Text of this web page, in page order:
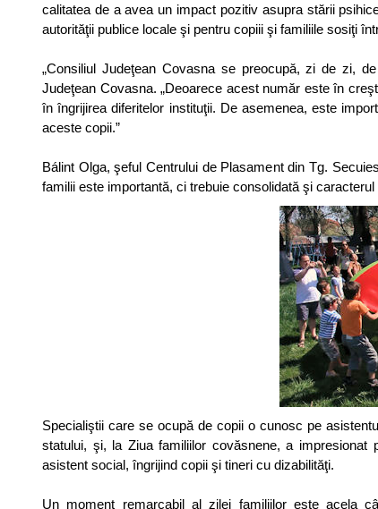
calitatea de a avea un impact pozitiv asupra stării
autorităţii publice locale şi pentru copiii şi familiile sosiţi
„Consiliul Judeţean Covasna se preocupă, zi de zi,
Judeţean Covasna. „Deoarece acest număr este în
în îngrijirea diferitelor instituţii. De asemenea, este
aceste copii.”
Bálint Olga, şeful Centrului de Plasament din Tg.
familii este importantă, ci trebuie consolidată şi
Specialiştii care se ocupă de copii o cunosc pe
statului, şi, la Ziua familiilor covăsnene, a
asistent social, îngrijind copii şi tineri cu dizabilităţi.
Un moment remarcabil al zilei familiilor este acela